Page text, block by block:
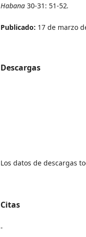
Habana 30-31: 51-52.
Publicado: 17 de marzo
Descargas
Los datos de descargas
Citas
-